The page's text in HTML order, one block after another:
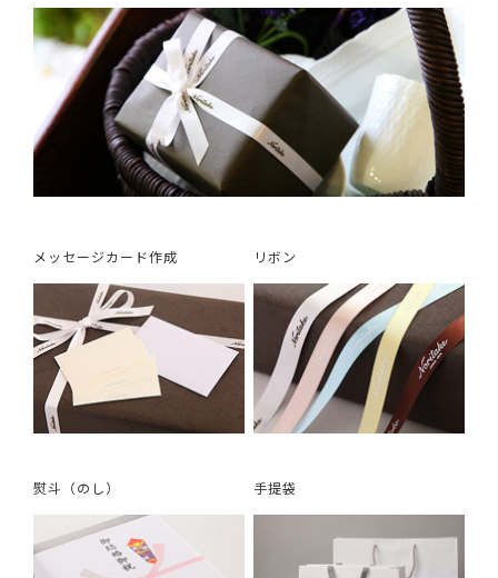
メッセージカード作成 リボン
熨斗（のし） 手提袋